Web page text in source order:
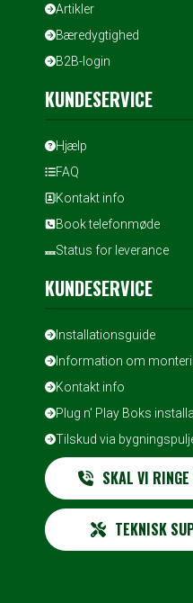
Artikler
Bæredygtighed
B2B-login
KUNDESERVICE
Hjælp
FAQ
Kontakt info
Book telefonmøde
Status for leverance
KUNDESERVICE
Installationsguide
Information om
Kontakt info
Plug n' Play Boks
Tilskud via
SKAL VI
TEKNISK